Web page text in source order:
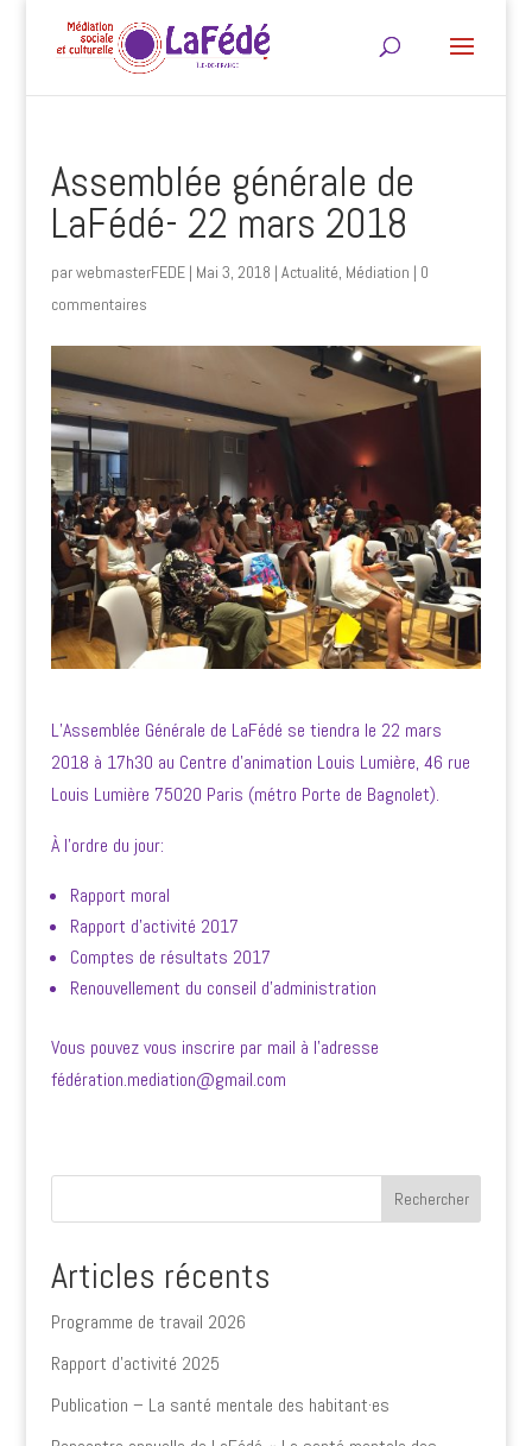
Assemblée générale de
LaFédé- 22 mars 2018
parwebmasterFEDE| Mai 3, 2018 | Actualité, Médiation | 0
commentaires
L’Assemblée Générale de LaFédé se tiendra le 22 mars
2018 à 17h30 au Centre d’animation Louis Lumière, 46 rue
Louis Lumière 75020 Paris (métro Porte de Bagnolet).
À l’ordre du jour:
Rapport moral
Rapport d’activité 2017
Comptes de résultats 2017
Renouvellement du conseil d’administration
Vous pouvez vous inscrire par mail à l’adresse
fédération.mediation@gmail.com
Rechercher
Articles récents
Programme de travail 2026
Rapport d’activité 2025
Publication – La santé mentale des habitant·es